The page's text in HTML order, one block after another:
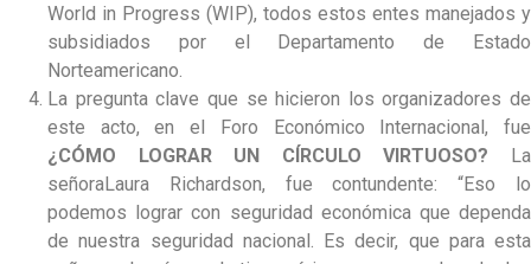
World in Progress (WIP), todos estos entes manejados y
subsidiados por el Departamento de Estado
Norteamericano.
La pregunta clave que se hicieron los organizadores de
este acto, en el Foro Económico Internacional, fue
¿CÓMO LOGRAR UN CÍRCULO VIRTUOSO? La
señoraLaura Richardson, fue contundente: “Eso lo
podemos lograr con seguridad económica que dependa
de nuestra seguridad nacional. Es decir, que para esta